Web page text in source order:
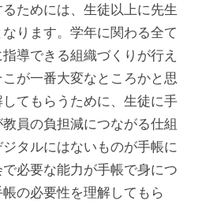
ためには、生徒以上に先生
ります。学年に関わる全て
導できる組織づくりが行え
が一番大変なところかと思
てもらうために、生徒に手
員の負担減につながる仕組
タルにはないものが手帳に
必要な能力が手帳で身につ
の必要性を理解してもら